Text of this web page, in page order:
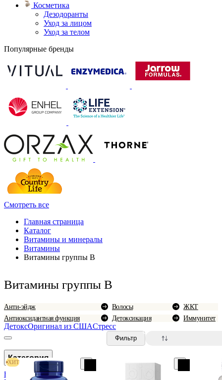
Косметика
Дезодоранты
Уход за лицом
Уход за телом
Популярные бренды
Смотреть все
Главная страница
Каталог
Витамины и минералы
Витамины
Витамины группы B
Витамины группы B
Анти-эйдж
Антиоксидантная функция
Волосы
Детоксикация
ЖКТ
Иммунитет
ДетоксОригинал из СШАСтресс
Категория
B1 (тиамин)
Фильтр
0
ХИТ